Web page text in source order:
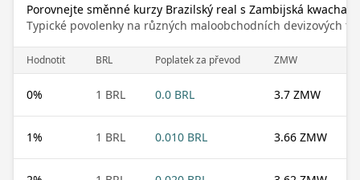
Porovnejte směnné kurzy Brazilský real s Zambijská kwacha
Typické povolenky na různých maloobchodních devizových
Hodnotit BRL Poplatek za převod ZMW
0% 1 BRL 0.0 BRL 3.7 ZMW
1% 1 BRL 0.010 BRL 3.66 ZMW